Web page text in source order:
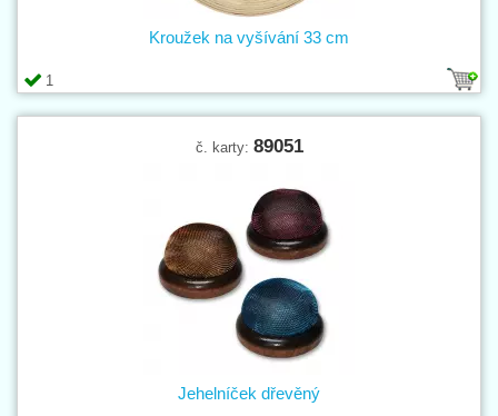
1
Kroužek na vyšívání 33 cm
č. karty: 89051
Jehelníček dřevěný